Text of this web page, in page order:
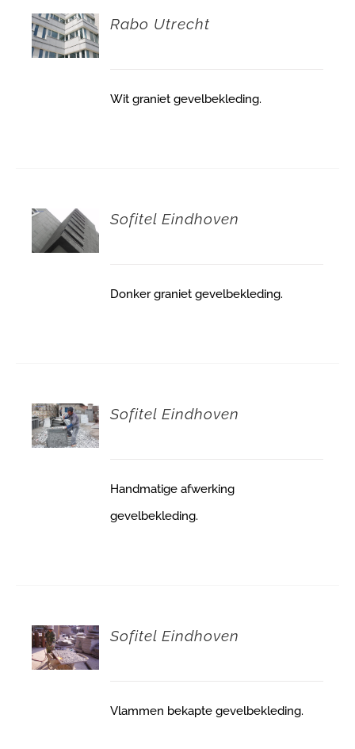
Rabo Utrecht
Wit graniet gevelbekleding.
Sofitel Eindhoven
Donker graniet gevelbekleding.
Sofitel Eindhoven
Handmatige afwerking
gevelbekleding.
Sofitel Eindhoven
Vlammen bekapte gevelbekleding.